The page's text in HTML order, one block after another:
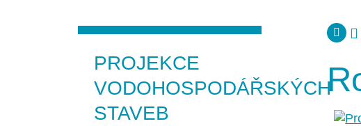
PROJEKCE
VODOHOSPODÁŘSKÝCH
STAVEB